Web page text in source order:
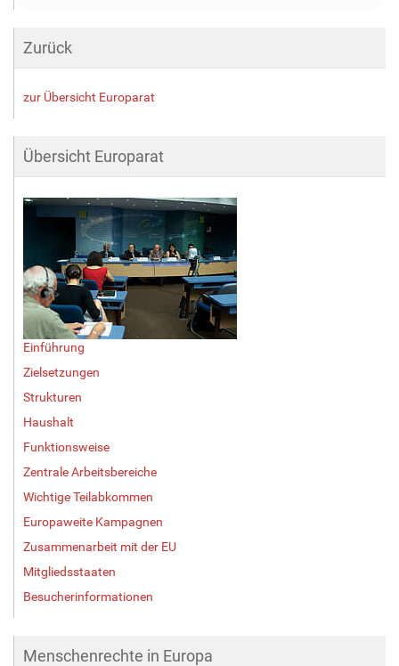
Zurück
zur Übersicht Europarat
Übersicht Europarat
Einführung
Zielsetzungen
Strukturen
Haushalt
Funktionsweise
Zentrale Arbeitsbereiche
Wichtige Teilabkommen
Europaweite Kampagnen
Zusammenarbeit mit der EU
Mitgliedsstaaten
Besucherinformationen
Menschenrechte in Europa